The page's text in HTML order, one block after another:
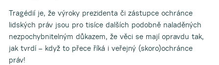
Tragédií je, že výroky prezidenta či zástupce ochránce
lidských práv jsou pro tisíce dalších podobně naladěných
nezpochybnitelným důkazem, že věci se mají opravdu tak,
jak tvrdí – když to přece říká i veřejný (skoro)ochránce
práv!